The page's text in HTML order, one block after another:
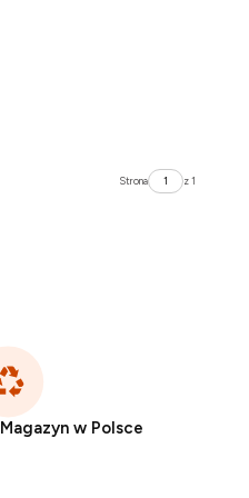
Strona z 1
Magazyn w Polsce